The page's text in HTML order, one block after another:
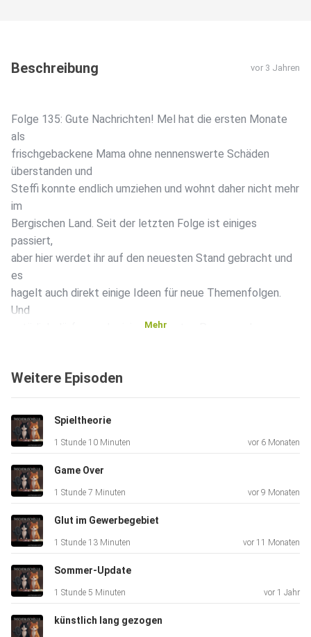
Beschreibung vor 3 Jahren
Folge 135: Gute Nachrichten! Mel hat die ersten Monate
als
frischgebackene Mama ohne nennenswerte Schäden
überstanden und
Steffi konnte endlich umziehen und wohnt daher nicht mehr
im
Bergischen Land. Seit der letzten Folge ist einiges
passiert,
aber hier werdet ihr auf den neuesten Stand gebracht und
es
hagelt auch direkt einige Ideen für neue Themenfolgen.
Und
natürlich dürfen nach einigen Monaten Pause auch
Mehr
Weitere Episoden
Spieltheorie
1 Stunde 10 Minuten vor 6 Monaten
Game Over
1 Stunde 7 Minuten vor 9 Monaten
Glut im Gewerbegebiet
1 Stunde 13 Minuten vor 11 Monaten
Sommer-Update
1 Stunde 5 Minuten vor 1 Jahr
künstlich lang gezogen